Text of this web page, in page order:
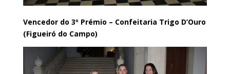
Vencedor do 3º Prémio – Confeitaria Trigo D’Ouro
(Figueiró do Campo)